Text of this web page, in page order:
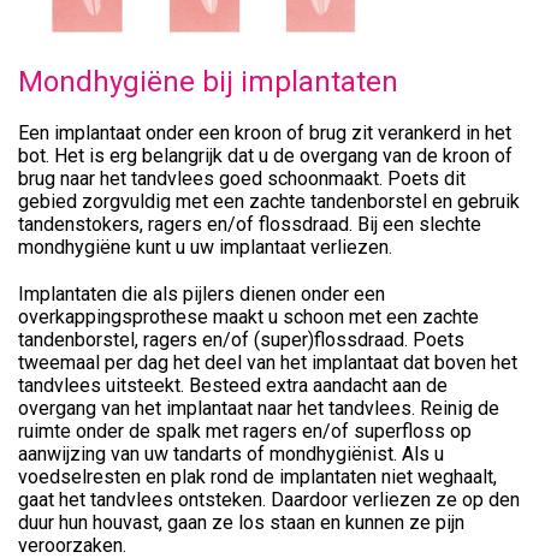
Mondhygiëne bij implantaten
Een implantaat onder een kroon of brug zit verankerd in het
bot. Het is erg belangrijk dat u de overgang van de kroon of
brug naar het tandvlees goed schoonmaakt. Poets dit
gebied zorgvuldig met een zachte tandenborstel en gebruik
tandenstokers, ragers en/of flossdraad. Bij een slechte
mondhygiëne kunt u uw implantaat verliezen.
Implantaten die als pijlers dienen onder een
overkappingsprothese maakt u schoon met een zachte
tandenborstel, ragers en/of (super)flossdraad. Poets
tweemaal per dag het deel van het implantaat dat boven het
tandvlees uitsteekt. Besteed extra aandacht aan de
overgang van het implantaat naar het tandvlees. Reinig de
ruimte onder de spalk met ragers en/of superfloss op
aanwijzing van uw tandarts of mondhygiënist. Als u
voedselresten en plak rond de implantaten niet weghaalt,
gaat het tandvlees ontsteken. Daardoor verliezen ze op den
duur hun houvast, gaan ze los staan en kunnen ze pijn
veroorzaken.